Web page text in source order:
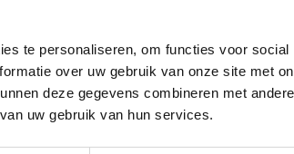
te personaliseren, om functies voor
over uw gebruik van onze site met
deze gegevens combineren met
uw gebruik van hun services.